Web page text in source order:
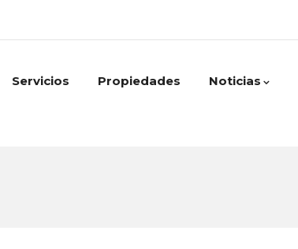
Servicios Propiedades Noticias